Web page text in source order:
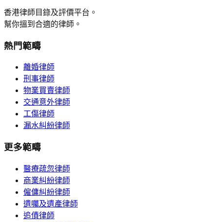
香港律師目錄及評價平台。
幫你搵到合適的律師。
熱門範疇
離婚律師
刑事律師
物業買賣律師
交通意外律師
工傷律師
漏水糾紛律師
更多範疇
醫療疏忽律師
商業糾紛律師
僱傭糾紛律師
遺囑及遺產律師
追債律師